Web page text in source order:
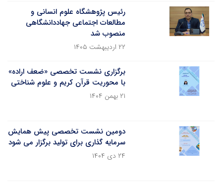
رئیس پژوهشگاه علوم انسانی و
مطالعات اجتماعی جهاددانشگاهی
منصوب شد
۲۲ اردیبهشت ۱۴۰۵
برگزاری نشست تخصصی «ضعف اراده»
با محوریت قرآن کریم و علوم شناختی
۲۱ بهمن ۱۴۰۴
دومین نشست تخصصی پیش همایش
سرمایه گذاری برای تولید برگزار می شود
۲۴ دی ۱۴۰۴